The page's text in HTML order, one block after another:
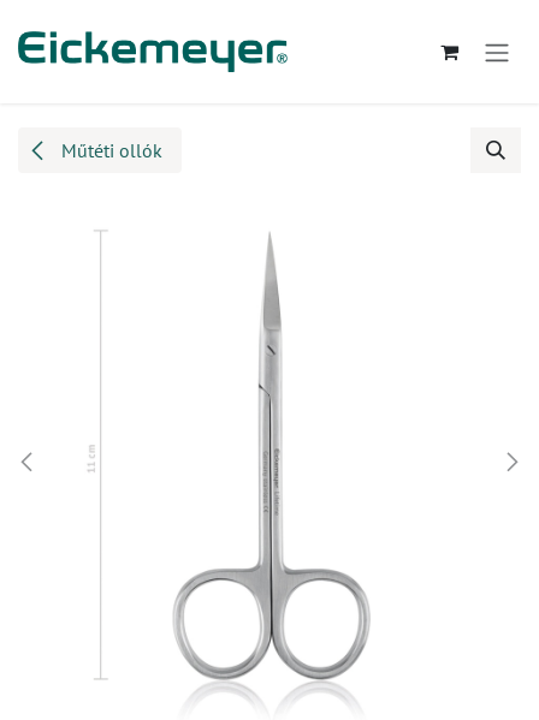
Műtéti ollók